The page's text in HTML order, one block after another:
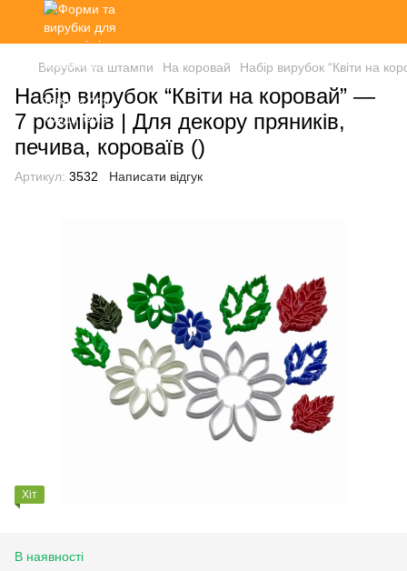
Вирубки та штампи На коровай Набір вирубок “Квіти на
Набір вирубок “Квіти на коровай” —
7 розмірів | Для декору пряників,
печива, короваїв ()
Артикул: 3532 Написати відгук
Хіт
В наявності